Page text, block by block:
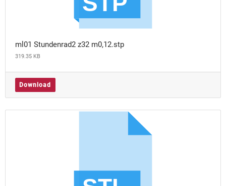
ml01 Stundenrad2 z32 m0,12.stp
319.35 KB
Download